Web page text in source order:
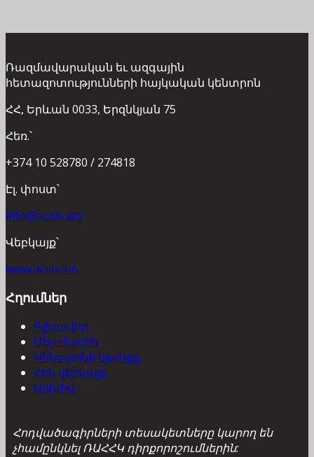
Ռազմավարական եւ ազգային
հետազոտությունների հայկական կենտրոն
ՀՀ, Երևան 0033, Երզնկյան 75
Հեռ.՝
+374 10 528780 / 274818
Էլ. փոստ՝
info@acnis.am
Վեբկայք՝
www.acnis.am
Հղումներ
Գլխավոր
Մեր մասին
Կենտրոնի կյանքը
Հին վեբկայք
Արխիվ
Հոդվածագիրների տեսակետները կարող են
չհամընկնել ՌԱՀՀԿ դիրքորոշումներին: